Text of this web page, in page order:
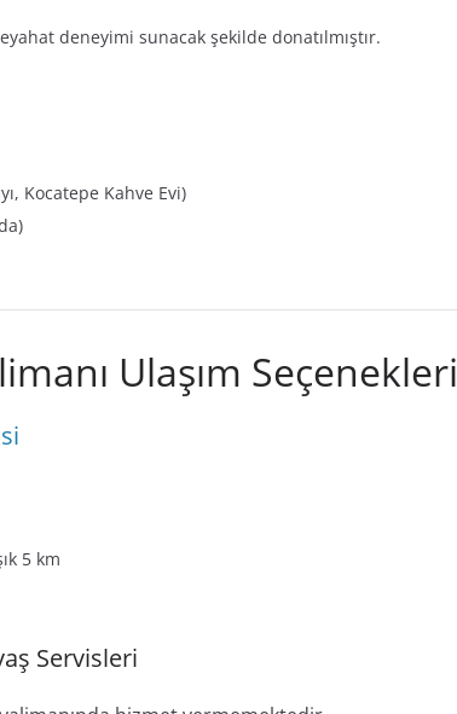
deneyimi sunacak şekilde donatılmıştır.
Kocatepe Kahve Evi)
Ulaşım Seçenekleri
5 km
Servisleri